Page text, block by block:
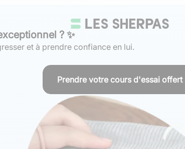
? ✨
et à prendre confiance en lui.
Prendre votre cours d'essai offert